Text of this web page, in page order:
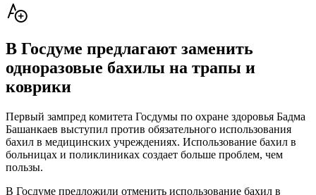
В Госдуме предлагают заменить
одноразовые бахилы на трапы и
коврики
Первый зампред комитета Госдумы по охране здоровья Бадма
Башанкаев выступил против обязательного использования
бахил в медицинских учреждениях. Использование бахил в
больницах и поликлиниках создает больше проблем, чем
пользы.
В Госдуме предложили отменить использование бахил в